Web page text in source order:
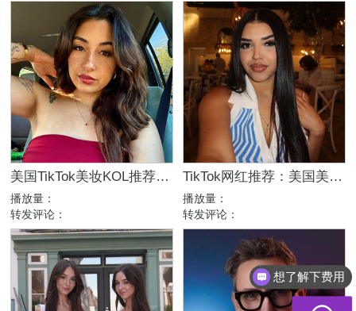
美国TikTok美妆KOL推荐：5万粉高互动美女日常博主
播放量：
转发评论：
TikTok网红推荐：美国美女美妆时尚达人合作博主
播放量：
转发评论：
想了解下费用
都有什么服务